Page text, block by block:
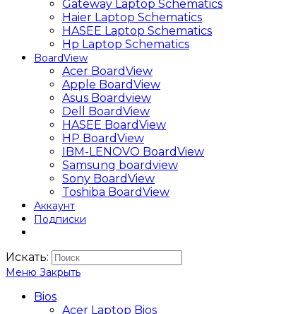
Gateway Laptop Schematics
Haier Laptop Schematics
HASEE Laptop Schematics
Hp Laptop Schematics
BoardView
Acer BoardView
Apple BoardView
Asus Boardview
Dell BoardView
HASEE BoardView
HP BoardView
IBM-LENOVO BoardView
Samsung boardview
Sony BoardView
Toshiba BoardView
Аккаунт
Подписки
Искать:
Меню Закрыть
Bios
Acer Laptop Bios